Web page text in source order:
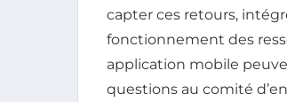
capter ces retours,
fonctionnement des
application mobile
questions au comité